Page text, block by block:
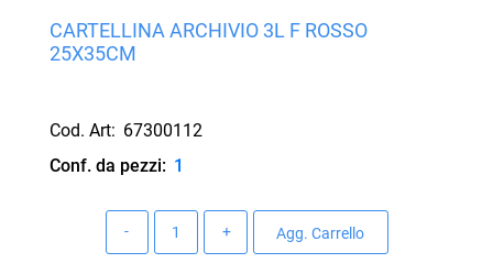
CARTELLINA ARCHIVIO 3L F ROSSO
25X35CM
Cod. Art: 67300112
Conf. da pezzi: 1
Agg. Carrello